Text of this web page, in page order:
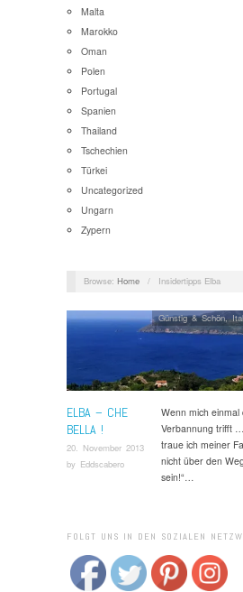
Malta
Marokko
Oman
Polen
Portugal
Spanien
Thailand
Tschechien
Türkei
Uncategorized
Ungarn
Zypern
Browse: Home / Insidertipps Elba
ELBA – CHE
BELLA !
20. November 2013
by Eddscabero
Günstig & Schön,
Wenn mich einmal
Verbannung trifft
traue ich meiner
nicht über den
sein!“…
FOLGT UNS IN DEN SOZIALEN